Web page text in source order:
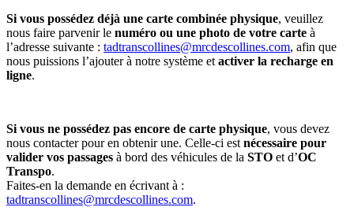
Si vous possédez déjà une carte combinée physique, veuillez
nous faire parvenir le numéro ou une photo de votre carte à
l’adresse suivante : tadtranscollines@mrcdescollines.com, afin que
nous puissions l’ajouter à notre système et activer la recharge en
ligne.
Si vous ne possédez pas encore de carte physique, vous devez
nous contacter pour en obtenir une. Celle-ci est nécessaire pour
valider vos passages à bord des véhicules de la STO et d’OC
Transpo.
Faites-en la demande en écrivant à :
tadtranscollines@mrcdescollines.com.